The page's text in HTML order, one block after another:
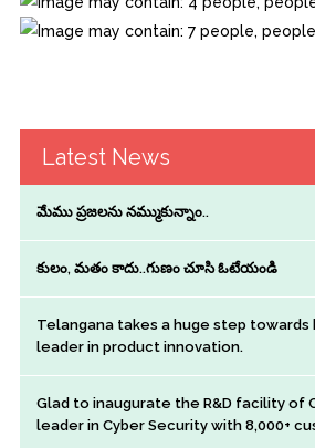
Latest News
మేము ప్రజలను నమ్ముకున్నాం..
కులం, మతం కాదు..గుణం చూసి ఓటేయండి
Telangana takes a huge step towards
leader in product innovation.
Glad to inaugurate the R&D facility of
leader in Cyber Security with 8,000+